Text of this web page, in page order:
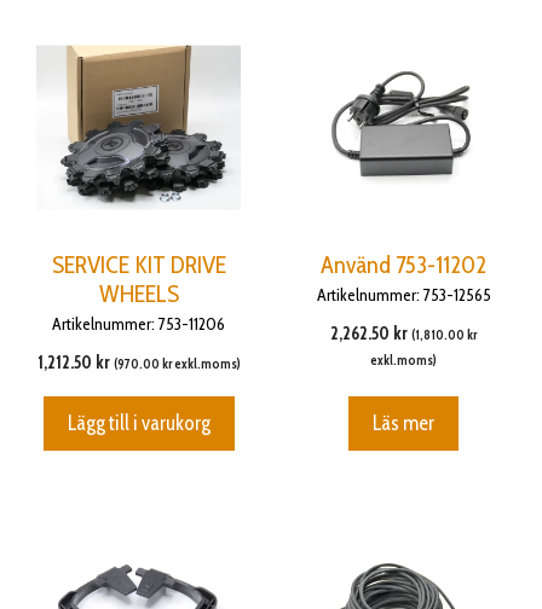
SERVICE KIT DRIVE
WHEELS
Artikelnummer: 753-11206
1,212.50 kr (970.00 krexkl.moms)
Lägg till i varukorg
Använd 753-11202
Artikelnummer: 753-12565
2,262.50 kr (1,810.00 kr
exkl.moms)
Läs mer